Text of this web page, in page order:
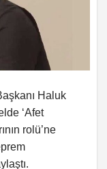
Haluk
‘Afet
rolü’ne